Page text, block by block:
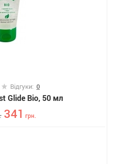
Відгуки: 0
Glide Bio, 50 мл
341 грн.